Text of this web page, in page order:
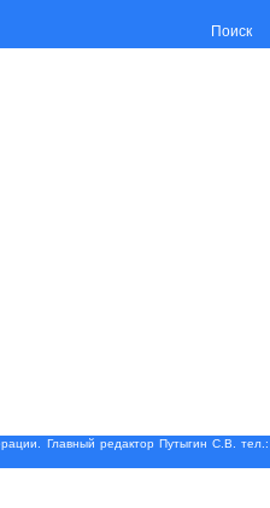
Поиск
Главный редактор Путыгин С.В. тел.: